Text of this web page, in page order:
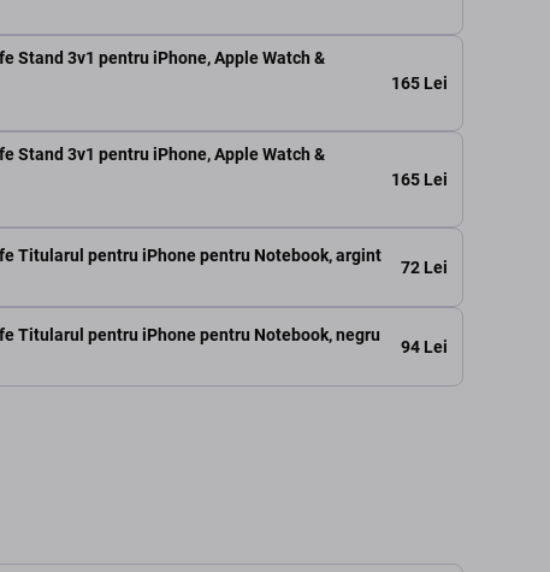
Stand 3v1 pentru iPhone, Apple Watch &
165 Lei
Stand 3v1 pentru iPhone, Apple Watch &
165 Lei
Titularul pentru iPhone pentru Notebook, argint
72 Lei
Titularul pentru iPhone pentru Notebook, negru
94 Lei